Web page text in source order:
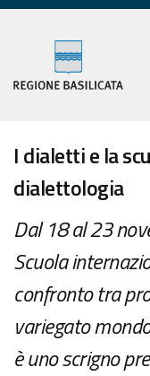
I dialetti e la
dialettologia
Dal 18 al 23
Scuola
confronto tra
variegato
è uno scrigno